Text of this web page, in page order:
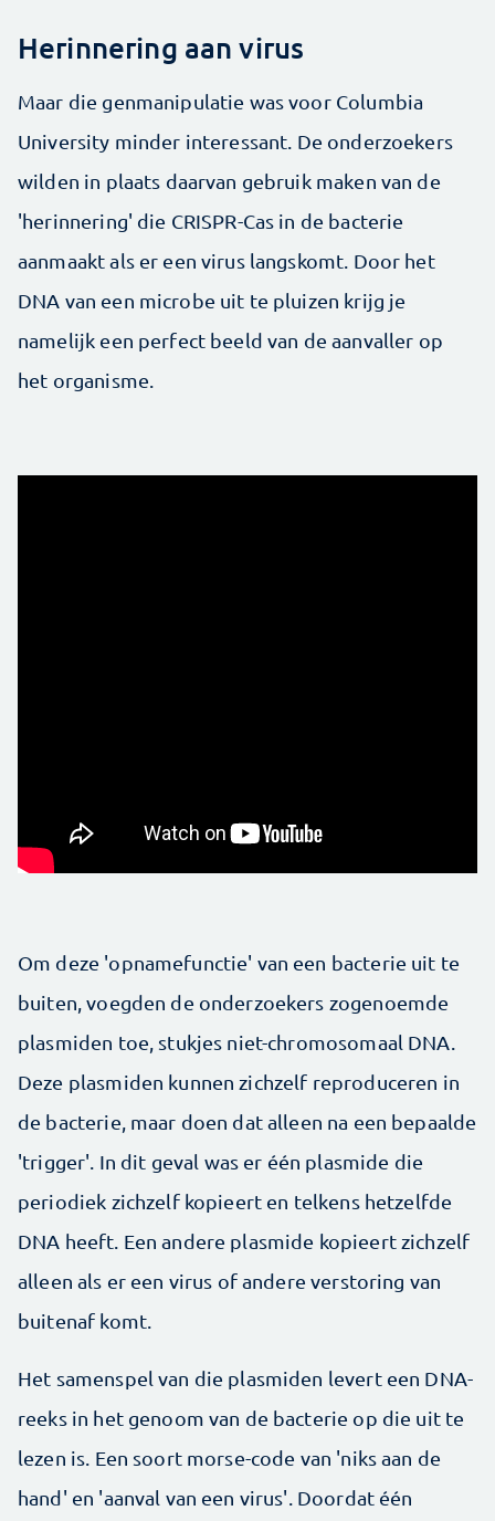
Herinnering aan virus
Maar die genmanipulatie was voor Columbia
University minder interessant. De onderzoekers
wilden in plaats daarvan gebruik maken van de
'herinnering' die CRISPR-Cas in de bacterie
aanmaakt als er een virus langskomt. Door het
DNA van een microbe uit te pluizen krijg je
namelijk een perfect beeld van de aanvaller op
het organisme.
Om deze 'opnamefunctie' van een bacterie uit te
buiten, voegden de onderzoekers zogenoemde
plasmiden toe, stukjes niet-chromosomaal DNA.
Deze plasmiden kunnen zichzelf reproduceren in
de bacterie, maar doen dat alleen na een bepaalde
'trigger'. In dit geval was er één plasmide die
periodiek zichzelf kopieert en telkens hetzelfde
DNA heeft. Een andere plasmide kopieert zichzelf
alleen als er een virus of andere verstoring van
buitenaf komt.
Het samenspel van die plasmiden levert een DNA-
reeks in het genoom van de bacterie op die uit te
lezen is. Een soort morse-code van 'niks aan de
hand' en 'aanval van een virus'. Doordat één